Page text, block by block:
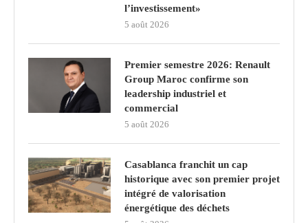
l’investissement»
5 août 2026
Premier semestre 2026: Renault
Group Maroc confirme son
leadership industriel et
commercial
5 août 2026
Casablanca franchit un cap
historique avec son premier projet
intégré de valorisation
énergétique des déchets